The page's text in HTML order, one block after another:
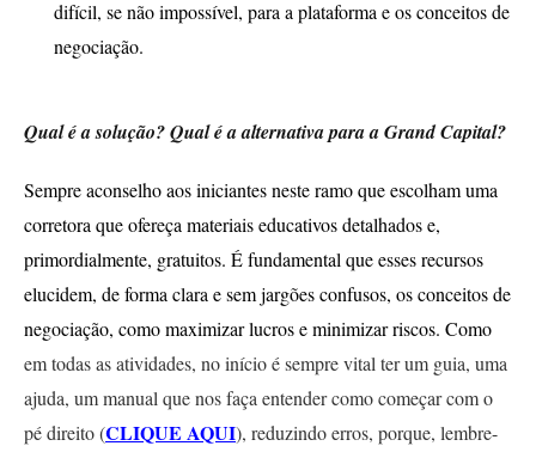
difícil, se não impossível, para a plataforma e os conceitos de
negociação.
Qual é a solução? Qual é a alternativa para a Grand Capital?
Sempre aconselho aos iniciantes neste ramo que escolham uma
corretora que ofereça materiais educativos detalhados e,
primordialmente, gratuitos. É fundamental que esses recursos
elucidem, de forma clara e sem jargões confusos, os conceitos de
negociação, como maximizar lucros e minimizar riscos. Como
em todas as atividades, no início é sempre vital ter um guia, uma
ajuda, um manual que nos faça entender como começar com o
pé direito (CLIQUE AQUI), reduzindo erros, porque, lembre-